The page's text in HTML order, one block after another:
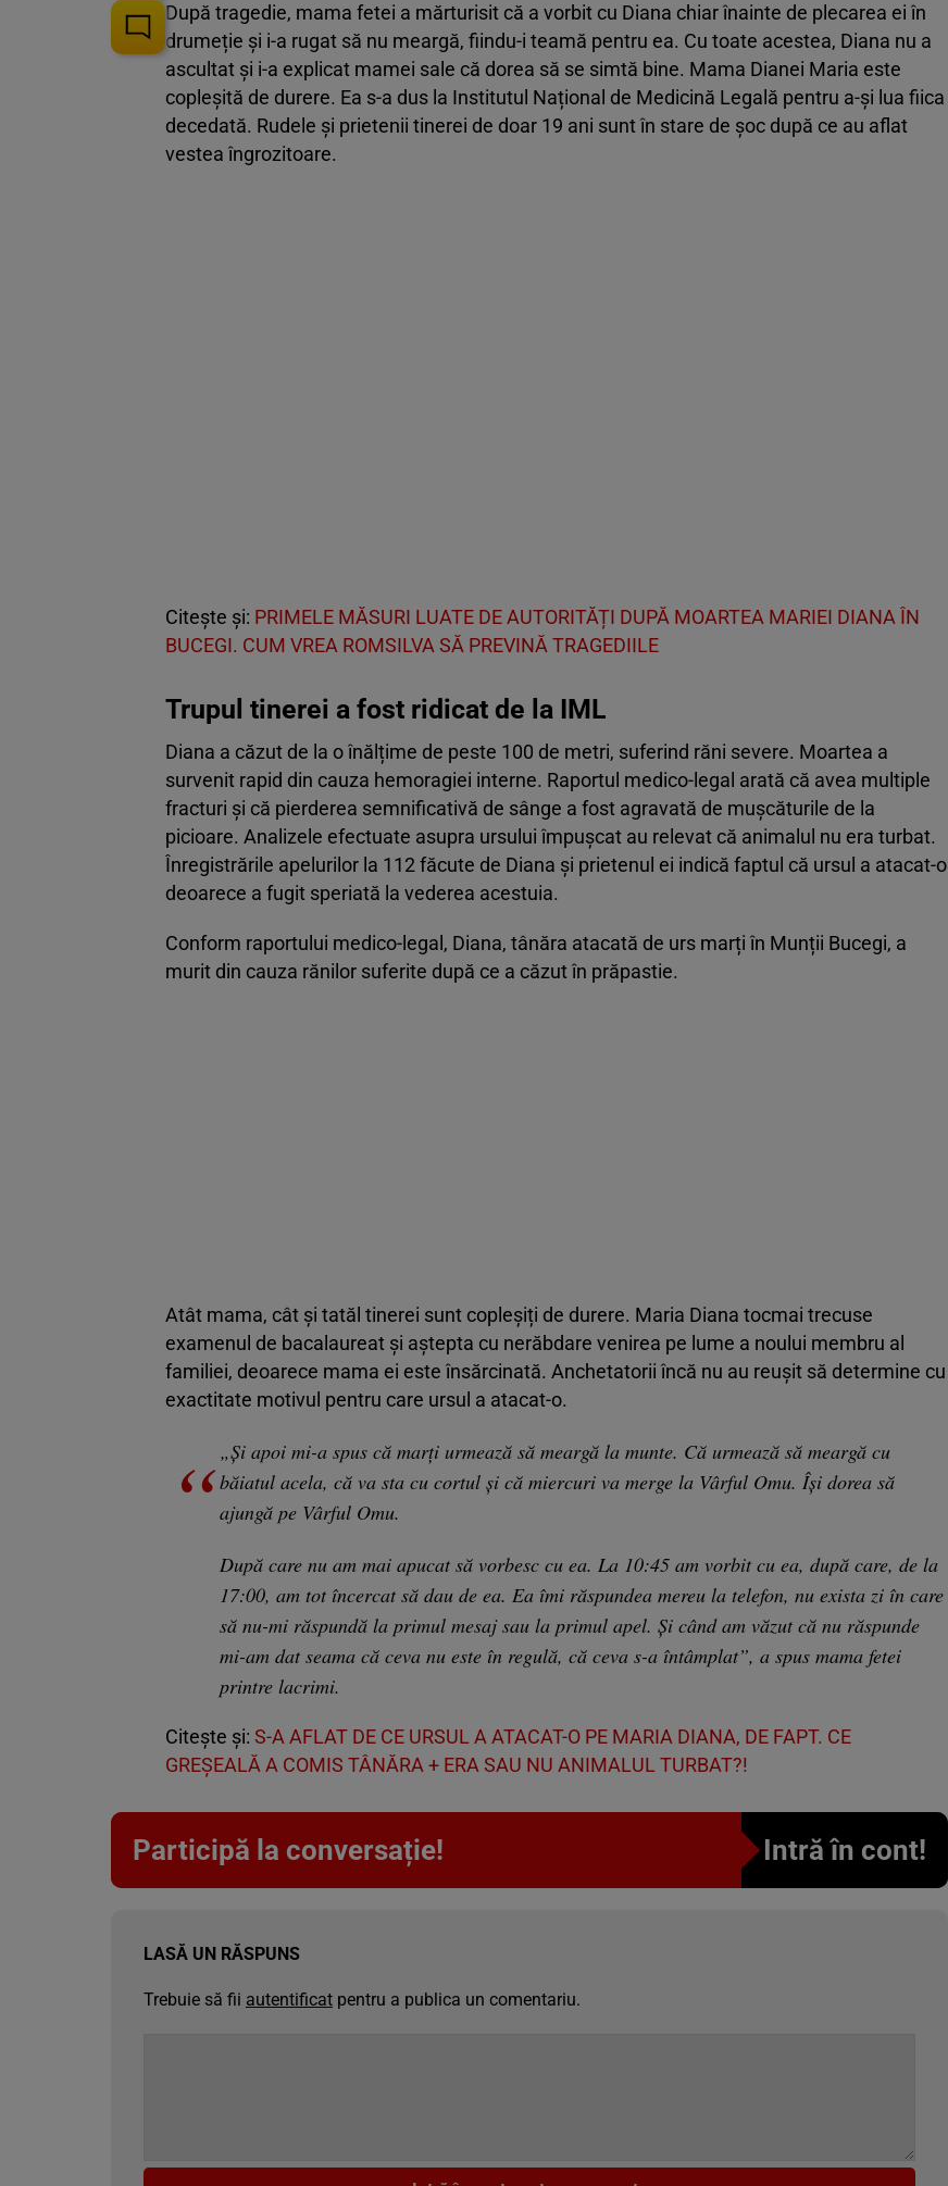
După tragedie, mama fetei a mărturisit că a vorbit cu Diana chiar înainte de plecarea ei în
drumeție și i-a rugat să nu meargă, fiindu-i teamă pentru ea. Cu toate acestea, Diana nu a
ascultat și i-a explicat mamei sale că dorea să se simtă bine. Mama Dianei Maria este
copleșită de durere. Ea s-a dus la Institutul Național de Medicină Legală pentru a-și lua fiica
decedată. Rudele și prietenii tinerei de doar 19 ani sunt în stare de șoc după ce au aflat
vestea îngrozitoare.
Citește și: PRIMELE MĂSURI LUATE DE AUTORITĂȚI DUPĂ MOARTEA MARIEI DIANA ÎN
BUCEGI. CUM VREA ROMSILVA SĂ PREVINĂ TRAGEDIILE
Trupul tinerei a fost ridicat de la IML
Diana a căzut de la o înălțime de peste 100 de metri, suferind răni severe. Moartea a
survenit rapid din cauza hemoragiei interne. Raportul medico-legal arată că avea multiple
fracturi și că pierderea semnificativă de sânge a fost agravată de mușcăturile de la
picioare. Analizele efectuate asupra ursului împușcat au relevat că animalul nu era turbat.
Înregistrările apelurilor la 112 făcute de Diana și prietenul ei indică faptul că ursul a atacat-o
deoarece a fugit speriată la vederea acestuia.
Conform raportului medico-legal, Diana, tânăra atacată de urs marți în Munții Bucegi, a
murit din cauza rănilor suferite după ce a căzut în prăpastie.
Atât mama, cât și tatăl tinerei sunt copleșiți de durere. Maria Diana tocmai trecuse
examenul de bacalaureat și aștepta cu nerăbdare venirea pe lume a noului membru al
familiei, deoarece mama ei este însărcinată. Anchetatorii încă nu au reușit să determine cu
exactitate motivul pentru care ursul a atacat-o.
„Și apoi mi-a spus că marți urmează să meargă la munte. Că urmează să meargă cu
băiatul acela, că va sta cu cortul și că miercuri va merge la Vârful Omu. Își dorea să
ajungă pe Vârful Omu.
După care nu am mai apucat să vorbesc cu ea. La 10:45 am vorbit cu ea, după care, de la
17:00, am tot încercat să dau de ea. Ea îmi răspundea mereu la telefon, nu exista zi în care
să nu-mi răspundă la primul mesaj sau la primul apel. Și când am văzut că nu răspunde
mi-am dat seama că ceva nu este în regulă, că ceva s-a întâmplat”, a spus mama fetei
printre lacrimi.
Citește și: S-A AFLAT DE CE URSUL A ATACAT-O PE MARIA DIANA, DE FAPT. CE
GREȘEALĂ A COMIS TÂNĂRA + ERA SAU NU ANIMALUL TURBAT?!
Participă la conversație! Intră în cont!
LASĂ UN RĂSPUNS
Trebuie să fii autentificat pentru a publica un comentariu.